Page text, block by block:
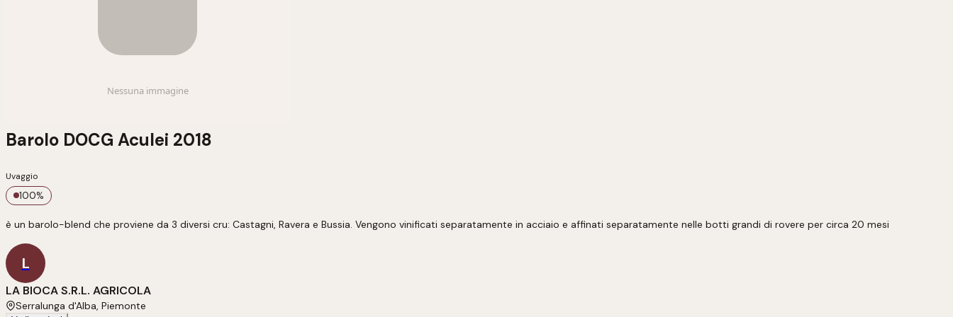
Barolo DOCG Aculei 2018
Uvaggio
100%
è un barolo-blend che proviene da 3 diversi cru: Castagni, Ravera e Bussia. Vengono vinificati separatamente in acciaio e affinati separatamente nelle botti grandi di rovere per circa 20 mesi
L
LA BIOCA S.R.L. AGRICOLA
Serralunga d'Alba, Piemonte